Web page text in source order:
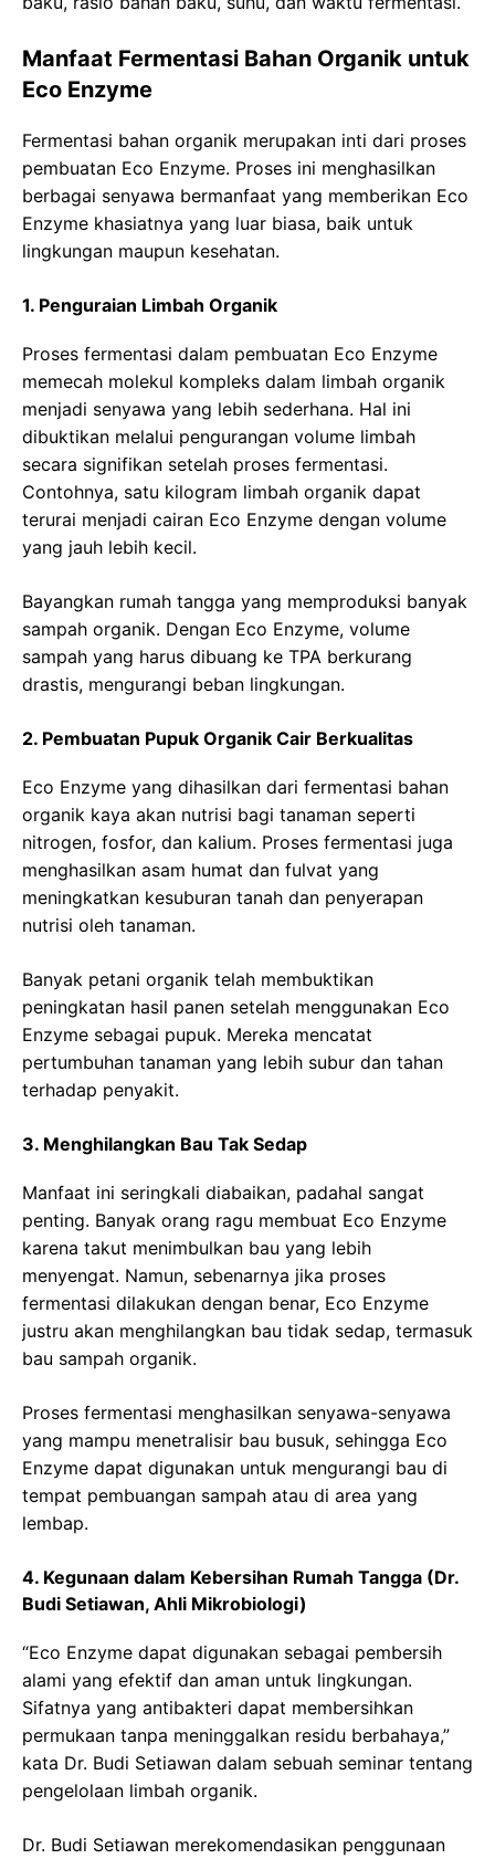
Manfaat Fermentasi Bahan Organik untuk
Eco Enzyme
Fermentasi bahan organik merupakan inti dari proses
pembuatan Eco Enzyme. Proses ini menghasilkan
berbagai senyawa bermanfaat yang memberikan Eco
Enzyme khasiatnya yang luar biasa, baik untuk
lingkungan maupun kesehatan.
1. Penguraian Limbah Organik
Proses fermentasi dalam pembuatan Eco Enzyme
memecah molekul kompleks dalam limbah organik
menjadi senyawa yang lebih sederhana. Hal ini
dibuktikan melalui pengurangan volume limbah
secara signifikan setelah proses fermentasi.
Contohnya, satu kilogram limbah organik dapat
terurai menjadi cairan Eco Enzyme dengan volume
yang jauh lebih kecil.
Bayangkan rumah tangga yang memproduksi banyak
sampah organik. Dengan Eco Enzyme, volume
sampah yang harus dibuang ke TPA berkurang
drastis, mengurangi beban lingkungan.
2. Pembuatan Pupuk Organik Cair Berkualitas
Eco Enzyme yang dihasilkan dari fermentasi bahan
organik kaya akan nutrisi bagi tanaman seperti
nitrogen, fosfor, dan kalium. Proses fermentasi juga
menghasilkan asam humat dan fulvat yang
meningkatkan kesuburan tanah dan penyerapan
nutrisi oleh tanaman.
Banyak petani organik telah membuktikan
peningkatan hasil panen setelah menggunakan Eco
Enzyme sebagai pupuk. Mereka mencatat
pertumbuhan tanaman yang lebih subur dan tahan
terhadap penyakit.
3. Menghilangkan Bau Tak Sedap
Manfaat ini seringkali diabaikan, padahal sangat
penting. Banyak orang ragu membuat Eco Enzyme
karena takut menimbulkan bau yang lebih
menyengat. Namun, sebenarnya jika proses
fermentasi dilakukan dengan benar, Eco Enzyme
justru akan menghilangkan bau tidak sedap, termasuk
bau sampah organik.
Proses fermentasi menghasilkan senyawa-senyawa
yang mampu menetralisir bau busuk, sehingga Eco
Enzyme dapat digunakan untuk mengurangi bau di
tempat pembuangan sampah atau di area yang
lembap.
4. Kegunaan dalam Kebersihan Rumah Tangga (Dr.
Budi Setiawan, Ahli Mikrobiologi)
“Eco Enzyme dapat digunakan sebagai pembersih
alami yang efektif dan aman untuk lingkungan.
Sifatnya yang antibakteri dapat membersihkan
permukaan tanpa meninggalkan residu berbahaya,”
kata Dr. Budi Setiawan dalam sebuah seminar tentang
pengelolaan limbah organik.
Dr. Budi Setiawan merekomendasikan penggunaan